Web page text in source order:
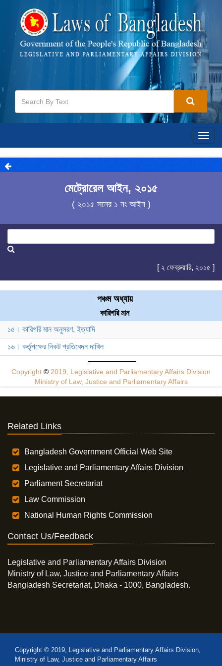
মেট্রোরেল আইন, ২০১৫
( ২০১৫ সনের ১ নং আইন )
[ ২ ফেব্রুয়ারি, ২০১৫ ]
পঞ্চম অধ্যায়
কারিগরি মান
১৫। কারিগরি মান অনুসরণ, ইত্যাদি
১৬। কর্তৃপক্ষের নিকট প্রতিবেদন দাখিল
Copyright © 2019, Legislative and Parliamentary Affairs Division
Ministry of Law, Justice and Parliamentary Affairs
Related Links
Bangladesh Government Official Web Site
Legislative and Parliamentary Affairs Division
Parliament Secretariat
Law Commission
National Human Rights Commission
Contact Us/Feedback
Legislative and Parliamentary Affairs Division
Ministry of Law, Justice and Parliamentary Affairs
Bangladesh Secretariat, Dhaka - 1000, Bangladesh.
Copyright © 2019, Legislative and Parliamentary Affairs Division,
Ministry of Law, Justice and Parliamentary Affairs